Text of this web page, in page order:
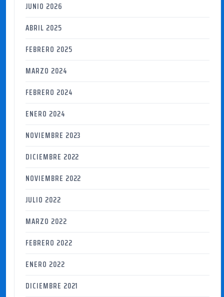
JUNIO 2026
ABRIL 2025
FEBRERO 2025
MARZO 2024
FEBRERO 2024
ENERO 2024
NOVIEMBRE 2023
DICIEMBRE 2022
NOVIEMBRE 2022
JULIO 2022
MARZO 2022
FEBRERO 2022
ENERO 2022
DICIEMBRE 2021